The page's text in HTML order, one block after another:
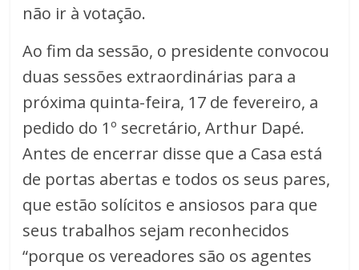
não ir à votação.
Ao fim da sessão, o presidente convocou
duas sessões extraordinárias para a
próxima quinta-feira, 17 de fevereiro, a
pedido do 1º secretário, Arthur Dapé.
Antes de encerrar disse que a Casa está
de portas abertas e todos os seus pares,
que estão solícitos e ansiosos para que
seus trabalhos sejam reconhecidos
“porque os vereadores são os agentes